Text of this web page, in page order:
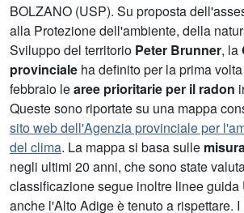
BOLZANO (USP). Su proposta
alla Protezione dell'ambiente, della
Sviluppo del territorio Peter Brunner, la
provinciale ha definito per la prima
febbraio learee prioritarie per il radon
Queste sono riportate su una mappa
sito web dell'Agenzia provinciale per
del clima. La mappa si basa sulle
negli ultimi 20 anni, che sono state
classificazione segue inoltre linee
anche l'Alto Adige è tenuto a rispettare.